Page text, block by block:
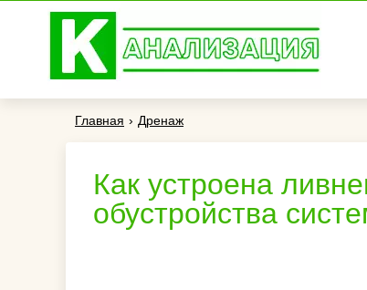
Главная › Дренаж
Как устроена
обустройства